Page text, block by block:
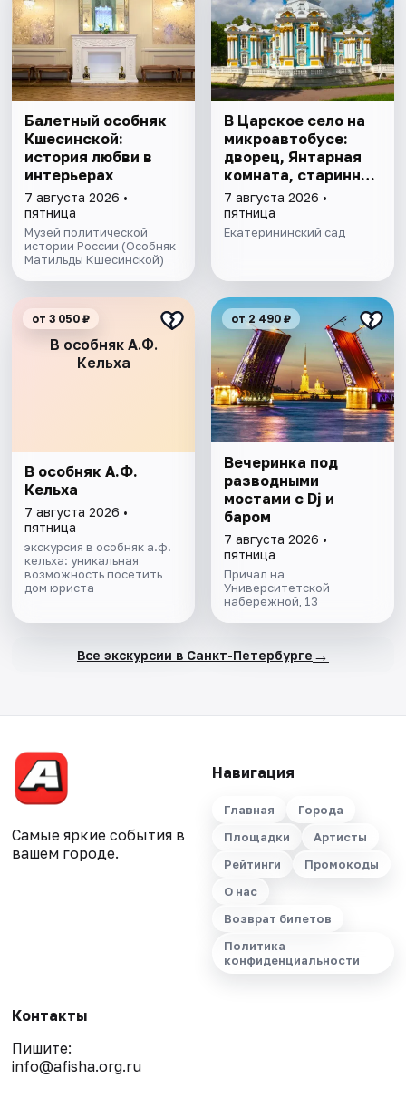
Балетный особняк
Кшесинской:
история любви в
интерьерах
7 августа 2026 •
пятница
Музей политической
истории России (Особняк
Матильды Кшесинской)
В Царское село на
микроавтобусе:
дворец, Янтарная
комната, старинный
парк
7 августа 2026 •
пятница
Екатерининский сад
В особняк А.Ф.
Кельха
от 3 050 ₽
В особняк А.Ф.
Кельха
7 августа 2026 •
пятница
экскурсия в особняк а.ф.
кельха: уникальная
возможность посетить
дом юриста
от 2 490 ₽
Вечеринка под
разводными
мостами с Dj и
баром
7 августа 2026 •
пятница
Причал на
Университетской
набережной, 13
Все экскурсии в Санкт-Петербурге →
Самые яркие события в
вашем городе.
Навигация
Главная
Города
Площадки
Артисты
Рейтинги
Промокоды
О нас
Возврат билетов
Политика
конфиденциальности
Контакты
Пишите:
info@afisha.org.ru